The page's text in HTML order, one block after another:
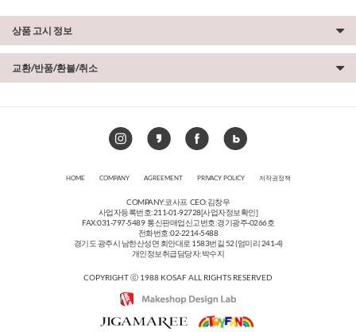
상품 고시 정보
교환/반품/환불/취소
HOME COMPANY AGREEMENT PRIVACY POLICY 저작권정책
COMPANY:코사프 CEO:김창우
사업자등록번호:211-01-92728[사업자정보확인]
FAX:031-797-5489 통신판매업신고번호:경기광주-0266호
전화번호:02-2214-5488
경기도 광주시 남한산성면 회안대로 1583번길 52 (엄미리 241-4)
개인정보취급담당자:박수지
COPYRIGHT ⓒ 1988 KOSAF ALL RIGHTS RESERVED